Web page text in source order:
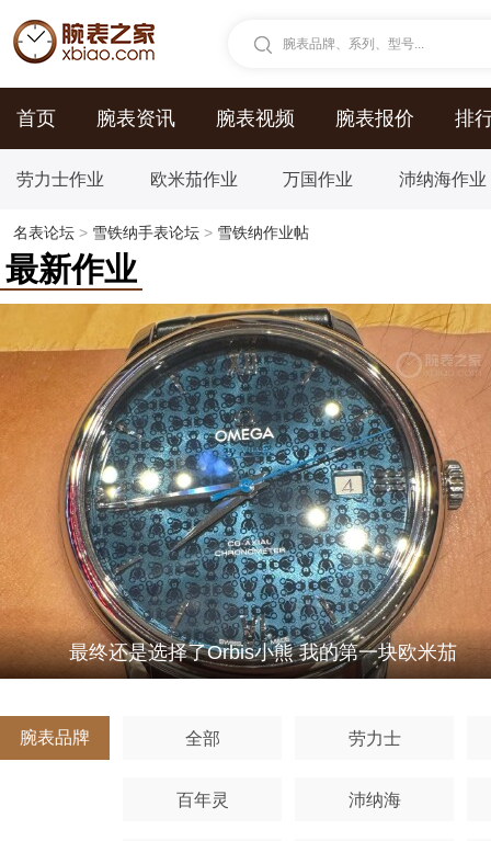
腕表品牌、系列、型号...
首页 腕表资讯 腕表视频 腕表报价 排
劳力士作业 欧米茄作业 万国作业 沛纳海作业
名表论坛 > 雪铁纳手表论坛 > 雪铁纳作业帖
最新作业
最终还是选择了Orbis小熊 我的第一块欧米茄
腕表品牌 全部 劳力士
百年灵 沛纳海